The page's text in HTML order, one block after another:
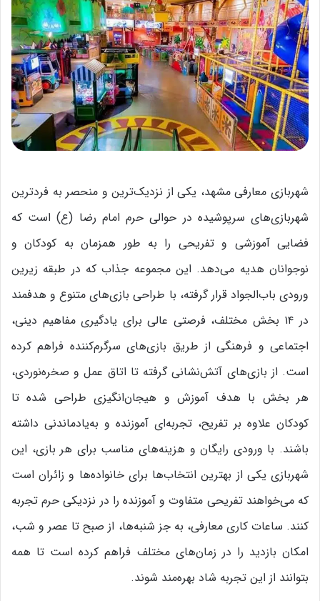
شهربازی معارفی مشهد، یکی از نزدیک‌ترین و منحصر به فردترین
شهربازی‌های سرپوشیده در حوالی حرم امام رضا (ع) است که
فضایی آموزشی و تفریحی را به طور همزمان به کودکان و
نوجوانان هدیه می‌دهد. این مجموعه جذاب که در طبقه زیرین
ورودی باب‌الجواد قرار گرفته، با طراحی بازی‌های متنوع و هدفمند
در ۱۴ بخش مختلف، فرصتی عالی برای یادگیری مفاهیم دینی،
اجتماعی و فرهنگی از طریق بازی‌های سرگرم‌کننده فراهم کرده
است. از بازی‌های آتش‌نشانی گرفته تا اتاق عمل و صخره‌نوردی،
هر بخش با هدف آموزش و هیجان‌انگیزی طراحی شده تا
کودکان علاوه بر تفریح، تجربه‌ای آموزنده و به‌یادماندنی داشته
باشند. با ورودی رایگان و هزینه‌های مناسب برای هر بازی، این
شهربازی یکی از بهترین انتخاب‌ها برای خانواده‌ها و زائران است
که می‌خواهند تفریحی متفاوت و آموزنده را در نزدیکی حرم تجربه
کنند. ساعات کاری معارفی، به جز شنبه‌ها، از صبح تا عصر و شب،
امکان بازدید را در زمان‌های مختلف فراهم کرده است تا همه
بتوانند از این تجربه شاد بهره‌مند شوند.